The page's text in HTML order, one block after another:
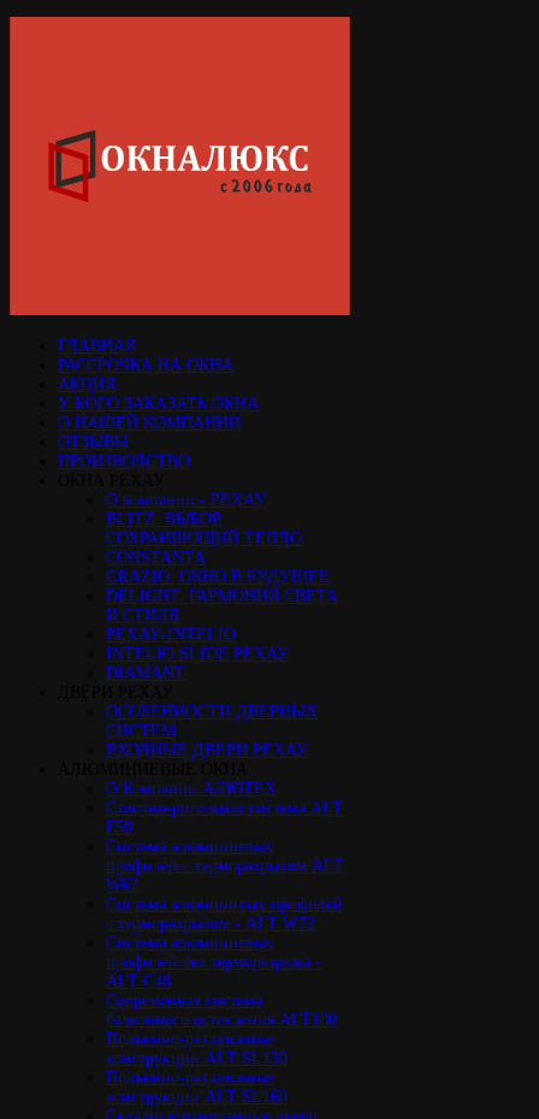
ГЛАВНАЯ
РАССРОЧКА НА ОКНА
АКЦИЯ
У КОГО ЗАКАЗАТЬ ОКНА
О НАШЕЙ КОМПАНИИ
ОТЗЫВЫ
ПРОИЗВОДСТВО
О компании - РЕХАУ
BLITZ: ВЫБОР,
СОХРАНЯЮЩИЙ ТЕПЛО
CONSTANTA
GRAZIO: ОКНО В БУДУЩЕЕ
DELIGHT: ГАРМОНИЯ СВЕТА
И СТИЛЯ
РЕХАУ-INTELIO
INTELIO SLIDE РЕХАУ
DIAMANT
ОСОБЕННОСТИ ДВЕРНЫХ
СИСТЕМ
ВХОДНЫЕ ДВЕРИ РЕХАУ
О Компании АЛЮТЕХ
Стоечно-ригельная система ALT
F50
Cистема алюминиевых
профилей с терморазрывом ALT
W62
Система алюминивых профилей
с терморазрывом - ALT W72
Cистема алюминиевых
профилей без терморазрыва -
ALT C48
Cовременная система
балконного остекления ALT100
Подъемно-раздвижные
конструкции ALT SL130
Подъемно-раздвижные
конструкции ALT SL160